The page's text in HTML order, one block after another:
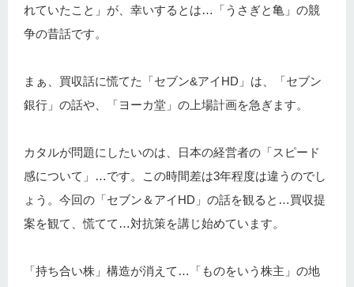
れていたこと」が、幸いするとは…「うさぎと亀」の競
争の昔話です。
まぁ、買収話に慌てた「セブン&アイHD」は、「セブン
銀行」の話や、「ヨーカ堂」の上場計画を急ぎます。
カタルが問題にしたいのは、日本の経営者の「スピード
感について」…です。この時間差は3年程度は違うのでし
ょう。今回の「セブン＆アイHD」の話を観ると…買収提
案を観て、慌てて…対抗策を講じ始めています。
「持ち合い株」構造が消えて…「ものをいう株主」の地